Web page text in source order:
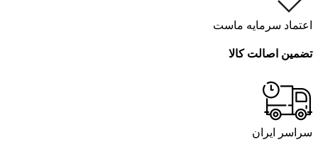
اعتماد سرمایه ماست
تضمین اصالت کالا
سراسر ایران